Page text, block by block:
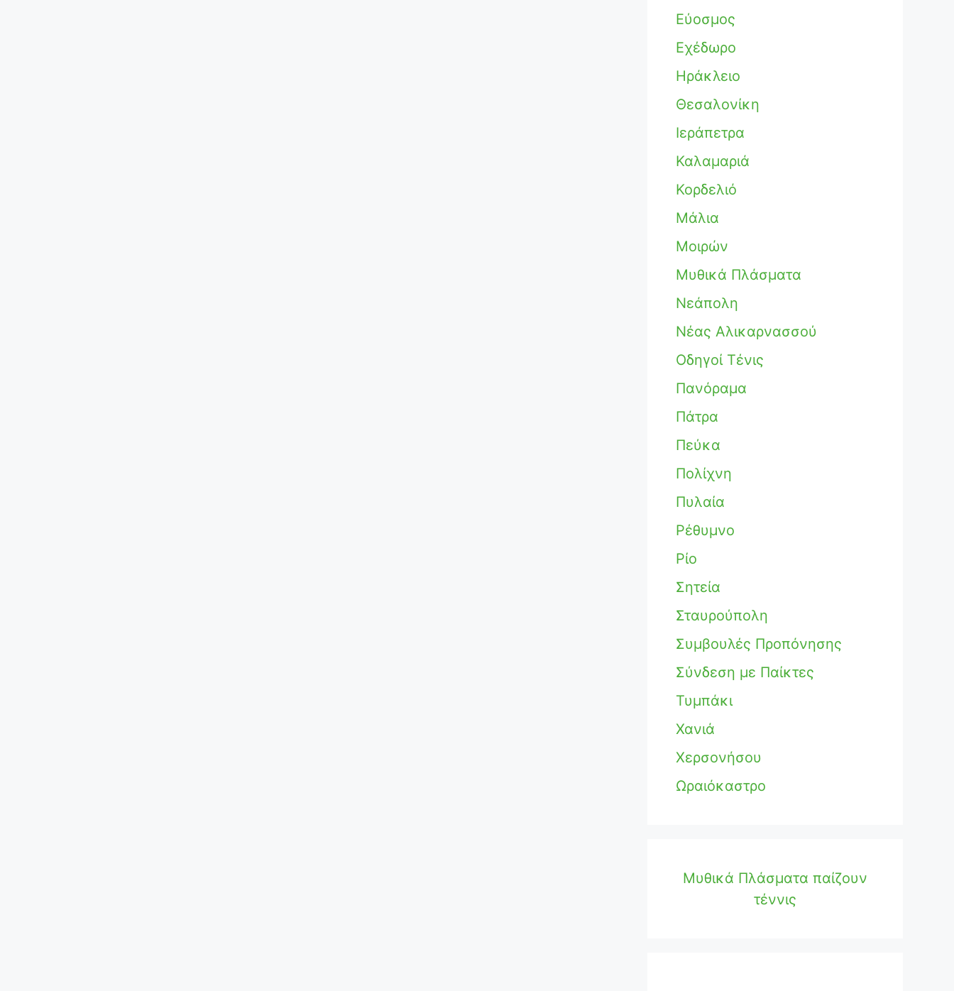
Εύοσμος
Εχέδωρο
Ηράκλειο
Θεσαλονίκη
Ιεράπετρα
Καλαμαριά
Κορδελιό
Μάλια
Μοιρών
Μυθικά Πλάσματα
Νεάπολη
Νέας Αλικαρνασσού
Οδηγοί Τένις
Πανόραμα
Πάτρα
Πεύκα
Πολίχνη
Πυλαία
Ρέθυμνο
Ρίο
Σητεία
Σταυρούπολη
Συμβουλές Προπόνησης
Σύνδεση με Παίκτες
Τυμπάκι
Χανιά
Χερσονήσου
Ωραιόκαστρο
Μυθικά Πλάσματα παίζουν
τέννις